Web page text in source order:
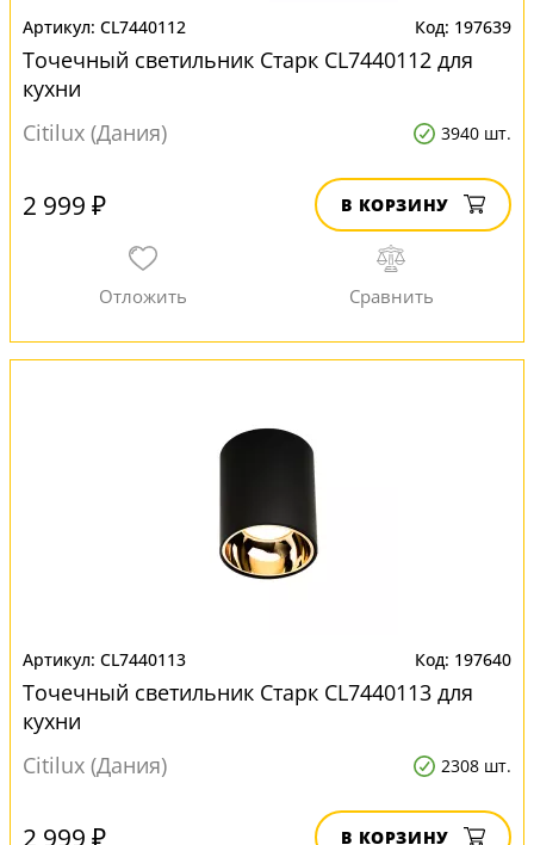
CL7440112 197639
Точечный светильник Старк CL7440112 для
кухни
Citilux (Дания)
3940 шт.
2 999 ₽ В КОРЗИНУ
CL7440113 197640
Точечный светильник Старк CL7440113 для
кухни
Citilux (Дания)
2308 шт.
2 999 ₽ В КОРЗИНУ